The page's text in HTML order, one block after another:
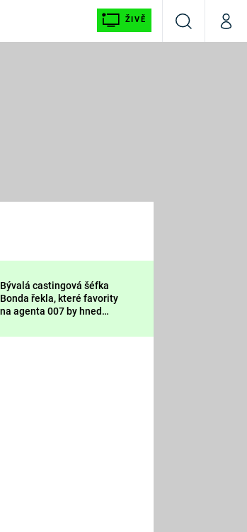
ŽIVĚ
VyhledáváníMůj
Prima LAJK
Sledujte nás
Bývalá castingová šéfka
Bonda řekla, které favority
na agenta 007 by hned